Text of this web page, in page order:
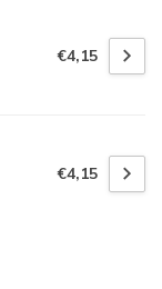
€4,15
€4,15